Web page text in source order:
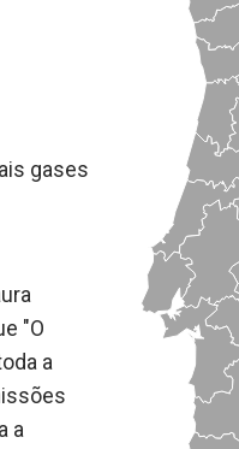
gases
"O
a
a